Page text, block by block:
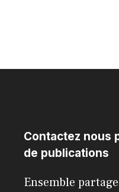
Contactez nous
de publications
Ensemble